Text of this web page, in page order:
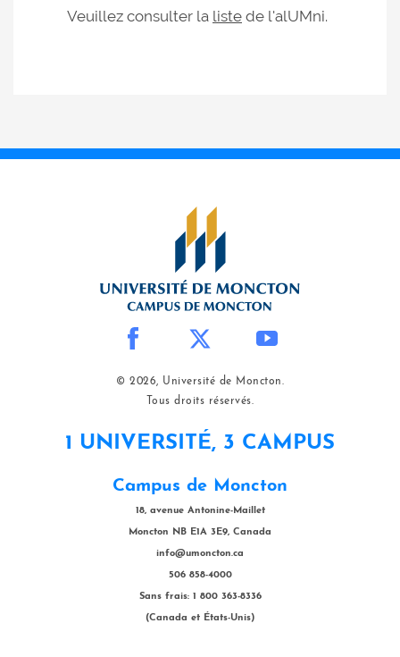
Veuillez consulter la liste de l'alUMni.
© 2026, Université de Moncton.
Tous droits réservés.
1 UNIVERSITÉ, 3 CAMPUS
Campus de Moncton
18, avenue Antonine-Maillet
Moncton NB E1A 3E9, Canada
info@umoncton.ca
506 858-4000
Sans frais: 1 800 363-8336
(Canada et États-Unis)